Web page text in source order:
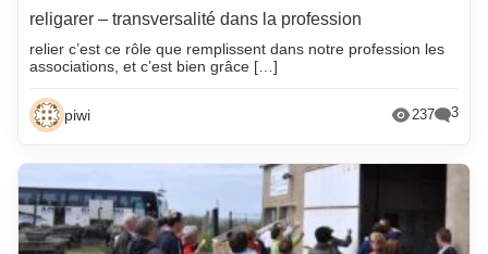
religarer – transversalité dans la profession
relier c’est ce rôle que remplissent dans notre profession les
associations, et c’est bien grâce […]
piwi 237 3